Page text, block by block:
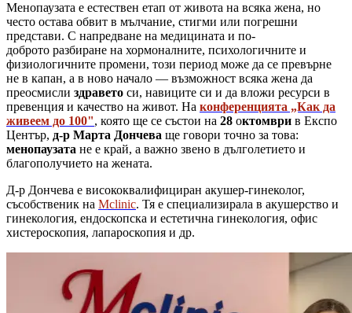
Менопаузата е естествен етап от живота на всяка жена, но
често остава обвит в мълчание, стигми или погрешни
представи. С напредване на медицината и по-
доброто разбиране на хормоналните, психологичните и
физиологичните промени, този период може да се превърне
не в капан, а в ново начало — възможност всяка жена да
преосмисли здравето си, навиците си и да вложи ресурси в
превенция и качество на живот. На конференцията „Как да
живеем до 100", която ще се състои на 28 октомври в Експо
Център, д-р Марта Дончева ще говори точно за това:
менопаузата не е край, а важно звено в дълголетието и
благополучието на жената.
Д-р Дончева е висококвалифициран акушер-гинеколог,
съсобственик на Mclinic. Тя е специализирала в акушерство и
гинекология, ендоскопска и естетична гинекология, офис
хистероскопия, лапароскопия и др.